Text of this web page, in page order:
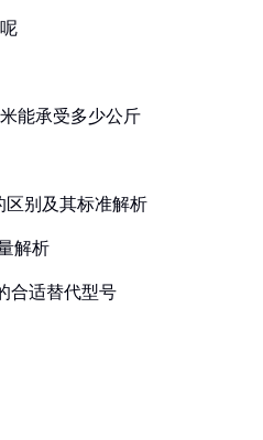
能承受多少公斤
区别及其标准解析
解析
合适替代型号